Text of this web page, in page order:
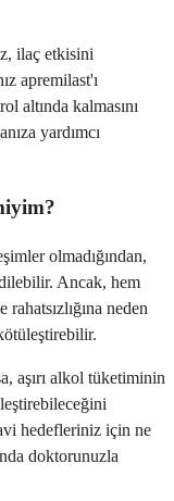
ilaç etkisini
apremilast'ı
altında kalmasını
yardımcı
olmadığından,
Ancak, hem
neden
aşırı alkol tüketiminin
hedefleriniz için ne
doktorunuzla